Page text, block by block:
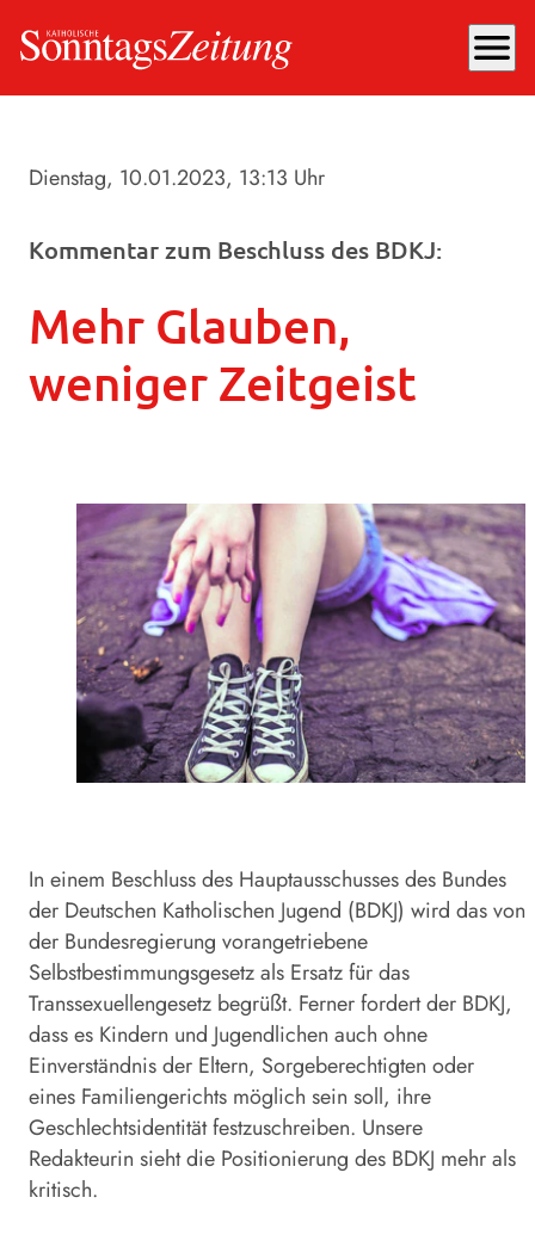
menu
Dienstag, 10.01.2023, 13:13 Uhr
Kommentar zum Beschluss des BDKJ:
Mehr Glauben,
weniger Zeitgeist
In einem Beschluss des Hauptausschusses des Bundes
der Deutschen Katholischen Jugend (BDKJ) wird das von
der Bundesregierung vorangetriebene
Selbstbestimmungsgesetz als Ersatz für das
Transsexuellengesetz begrüßt. Ferner fordert der BDKJ,
dass es Kindern und Jugendlichen auch ohne
Einverständnis der Eltern, Sorgeberechtigten oder
eines Familiengerichts möglich sein soll, ihre
Geschlechtsidentität festzuschreiben. Unsere
Redakteurin sieht die Positionierung des BDKJ mehr als
kritisch.